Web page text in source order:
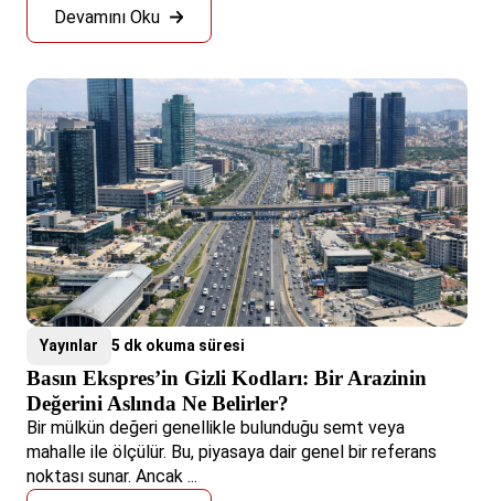
Devamını Oku
Yayınlar 5 dk okuma süresi
Basın Ekspres’in Gizli Kodları: Bir Arazinin
Değerini Aslında Ne Belirler?
Bir mülkün değeri genellikle bulunduğu semt veya
mahalle ile ölçülür. Bu, piyasaya dair genel bir referans
noktası sunar. Ancak ...